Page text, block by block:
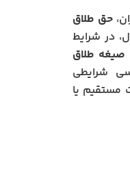
حق طلاق
در شرایط
صیغه طلاق
شرایطی
مستقیم یا